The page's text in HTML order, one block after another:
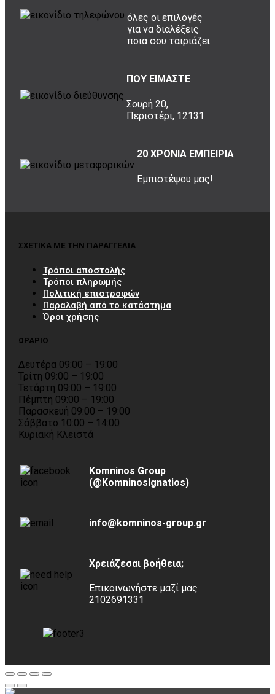
όλες οι επιλογές
για να διαλέξεις
ποια σου ταιριάζει
ΠΟΥ ΕΙΜΑΣΤΕ
Σουρή 20,
Περιστέρι, 12131
20 ΧΡΟΝΙΑ ΕΜΠΕΙΡΙΑ
Εμπιστέψου μας!
ΣΧΕΤΙΚΑ ΜΕ ΤΗΝ ΠΑΡΑΓΓΕΛΙΑ
Τρόποι αποστολής
Τρόποι πληρωμής
Πολιτική επιστροφών
Παραλαβή από το κατάστημα
Όροι χρήσης
ΩΡΑΡΙΟ
Δευτέρα 09:00 – 19:00
Τρίτη 09:00 – 19:00
Τετάρτη 09:00 – 19:00
Πέμπτη 09:00 – 19:00
Παρασκευή 09:00 – 19:00
Σάββατο 10:00 – 14:00
Κυριακή Κλειστά
Komninos Group
(@KomninosIgnatios)
info@komninos-group.gr
Χρειάζεσαι βοήθεια;
Επικοινωνήστε μαζί μας
2102691331